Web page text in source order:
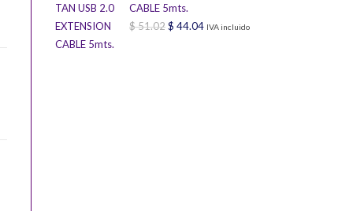
era:
$ 29.01.$ 22.62.
CABLE 5mts.
$51.02El
$ 44.04ElIVA incluido